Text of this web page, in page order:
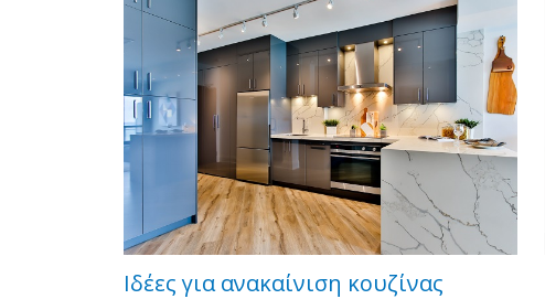
Ιδέες για ανακαίνιση κουζίνας